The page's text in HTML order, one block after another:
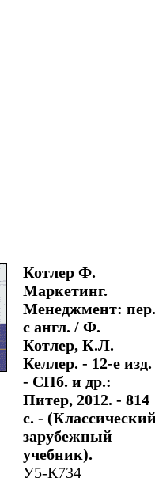
Котлер Ф.
Маркетинг.
Менеджмент: пер.
с англ. / Ф.
Котлер, К.Л.
Келлер. - 12-е изд.
- СПб. и др.:
Питер, 2012. - 814
с. -
зарубежный
учебник).
У5-К734